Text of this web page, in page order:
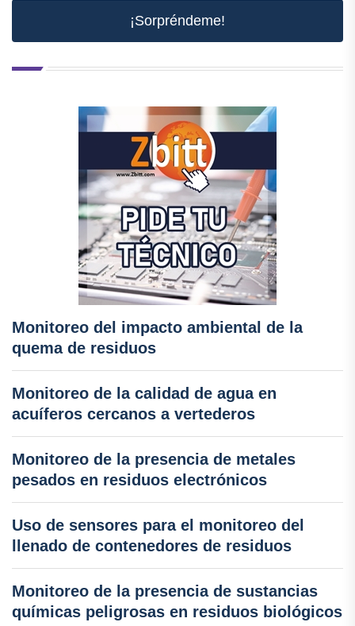
¡Sorpréndeme!
Monitoreo del impacto ambiental de la
quema de residuos
Monitoreo de la calidad de agua en
acuíferos cercanos a vertederos
Monitoreo de la presencia de metales
pesados en residuos electrónicos
Uso de sensores para el monitoreo del
llenado de contenedores de residuos
Monitoreo de la presencia de sustancias
químicas peligrosas en residuos biológicos